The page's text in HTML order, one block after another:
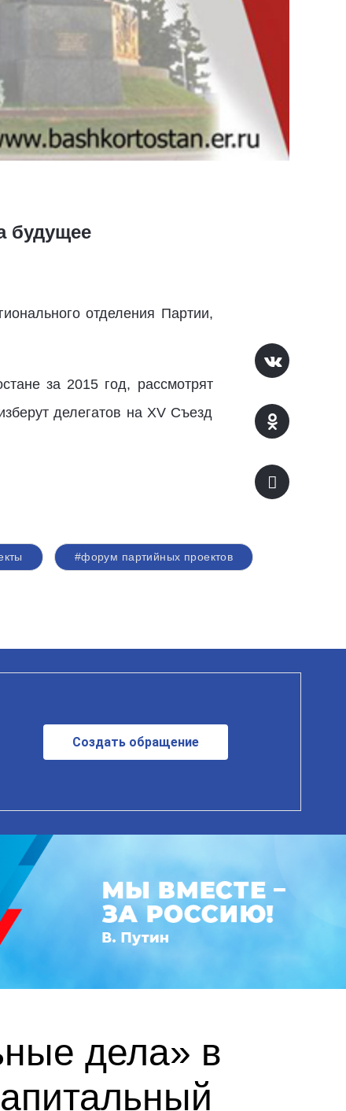
будущее
отделения Партии,
за 2015 год, рассмотрят
делегатов на XV Съезд
#форум партийных проектов
Создать обращение
дела» в